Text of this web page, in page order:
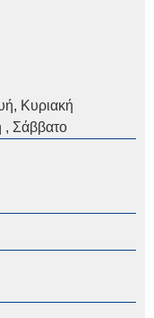
Κυριακή
, Σάββατο